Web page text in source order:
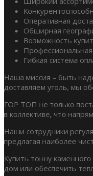
Оперативная
Обширная
Возможность
Гибкая система
Наша миссия – быть
доставляем уголь, мы
ГОР ТОП не только
в коллективе, что
Наши сотрудники
предлагая наиболее
Купить тонну
дом или обеспечить